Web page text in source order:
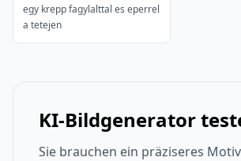
egy krepp fagylalttal es eperrel
a tetejen
KI-Bildgenerator
Sie brauchen ein präziseres